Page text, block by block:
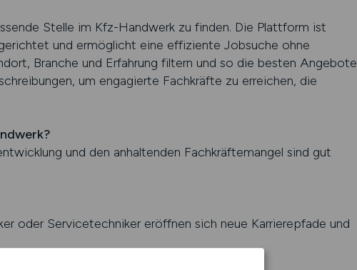
Stelle im Kfz-Handwerk zu finden. Die Plattform ist
und ermöglicht eine effiziente Jobsuche ohne
Branche und Erfahrung filtern und so die besten Angebote
um engagierte Fachkräfte zu erreichen, die
und den anhaltenden Fachkräftemangel sind gut
oder Servicetechniker eröffnen sich neue Karrierepfade und